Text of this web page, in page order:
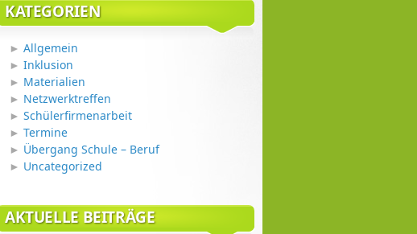
KATEGORIEN
Allgemein
Inklusion
Materialien
Netzwerktreffen
Schülerfirmenarbeit
Termine
Übergang Schule – Beruf
Uncategorized
AKTUELLE BEITRÄGE